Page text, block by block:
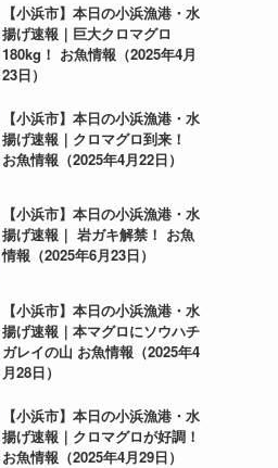
【小浜市】本日の小浜漁港・水
揚げ速報｜巨大クロマグロ
180kg！ お魚情報（2025年4月
23日）
【小浜市】本日の小浜漁港・水
揚げ速報｜クロマグロ到来！
お魚情報（2025年4月22日）
【小浜市】本日の小浜漁港・水
揚げ速報｜ 岩ガキ解禁！ お魚
情報（2025年6月23日）
【小浜市】本日の小浜漁港・水
揚げ速報｜本マグロにソウハチ
ガレイの山 お魚情報（2025年4
月28日）
【小浜市】本日の小浜漁港・水
揚げ速報｜クロマグロが好調！
お魚情報（2025年4月29日）